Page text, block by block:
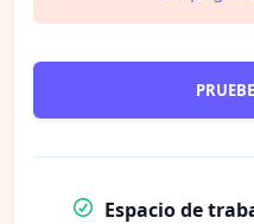
Espacio de